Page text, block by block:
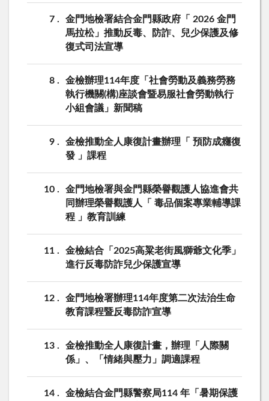
7
金門地檢署結合金門縣政府「 2026 金門
馬拉松」推動反毒、防詐、兒少保護及修
復式司法宣導
8
金檢辦理114年度「社會勞動及義務勞務
執行機關(構)座談會暨易服社會勞動執行
小組會議」新聞稿
9
金檢推動全人康復計畫辦理「 預防成癮復
發 」課程
10
金門地檢署與金門縣榮譽觀護人協進會共
同辦理榮譽觀護人「 毒品個案專業輔導課
程 」教育訓練
11
金檢結合「2025高粱老街風獅爺文化季」
進行反毒防詐兒少保護宣導
12
金門地檢署辦理114年度第二次法治生命
教育課程暨反毒防詐宣導
13
金檢推動全人康復計畫，辦理「人際關
係」、「情緒與壓力」調適課程
14
金檢結合金門縣警察局114 年「暑期保護